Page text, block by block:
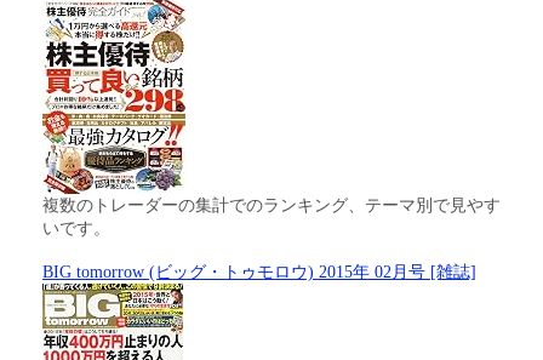
複数のトレーダーの集計でのランキング、テーマ別で見やす
いです。
BIG tomorrow (ビッグ・トゥモロウ) 2015年 02月号 [雑誌]